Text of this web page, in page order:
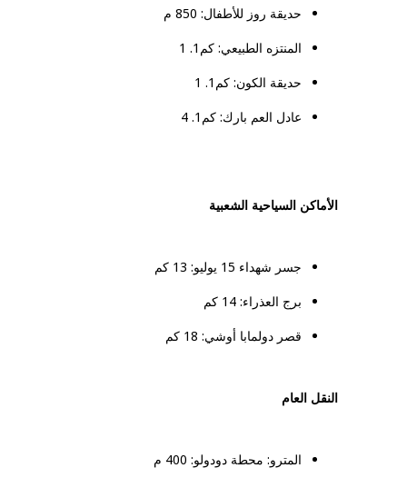
حديقة روز للأطفال: 850 م
المنتزه الطبيعي: كم1. 1
حديقة الكون: كم1. 1
عادل العم بارك: كم1. 4
الأماكن السياحية الشعبية
جسر شهداء 15 يوليو: 13 كم
برج العذراء: 14 كم
قصر دولمابا أوشي: 18 كم
النقل العام
المترو: محطة دودولو: 400 م